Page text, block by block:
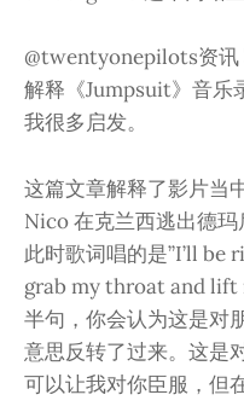
@twentyonepilots资讯
解释《Jumpsuit》音乐
我很多启发。
这篇文章解释了影片当
Nico 在克兰西逃出德玛
此时歌词唱的是”I’ll be
grab my throat and lift
半句，你会认为这是对
意思反转了过来。这是
可以让我对你臣服，但